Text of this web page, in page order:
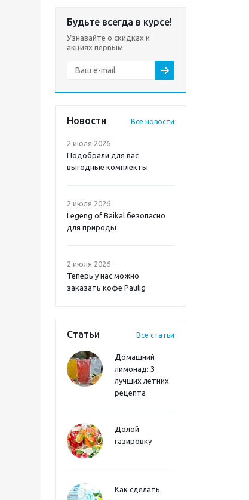
Будьте всегда в курсе!
Узнавайте о скидках и
акциях первым
Новости Все новости
2 июля 2026
Подобрали для вас
выгодные комплекты
2 июля 2026
Legeng of Baikal безопасно
для природы
2 июля 2026
Теперь у нас можно
заказать кофе Paulig
Статьи Все статьи
Домашний
лимонад: 3
лучших летних
рецепта
Долой
газировку
Как сделать